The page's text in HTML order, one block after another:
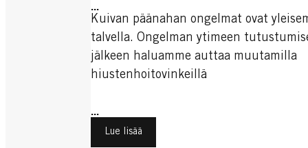
...
Kuivan päänahan ongelmat ovat
talvella. Ongelman ytimeen
jälkeen haluamme auttaa muutamilla
hiustenhoitovinkeillä
...
Lue lisää